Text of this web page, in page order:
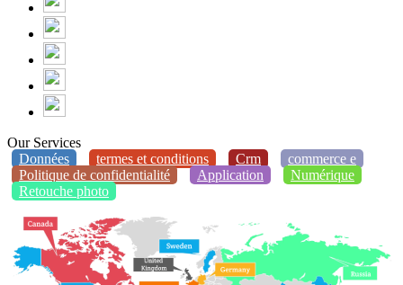
Our Services
Données
termes et conditions Crm
commerce e
Politique de confidentialité
Application
Numérique
Retouche photo